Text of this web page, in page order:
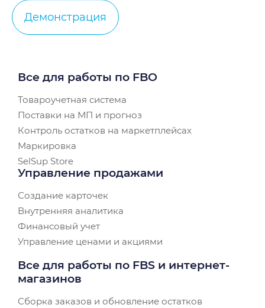
Демонстрация
Все для работы по FBO
Товароучетная система
Поставки на МП и прогноз
Контроль остатков на маркетплейсах
Маркировка
SelSup Store
Управление продажами
Создание карточек
Внутренняя аналитика
Финансовый учет
Управление ценами и акциями
Все для работы по FBS и интернет-
магазинов
Сборка заказов и обновление остатков